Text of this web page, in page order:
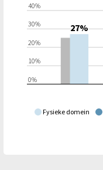
Fysieke domein
0%
10%
20%
30%
40%
27%